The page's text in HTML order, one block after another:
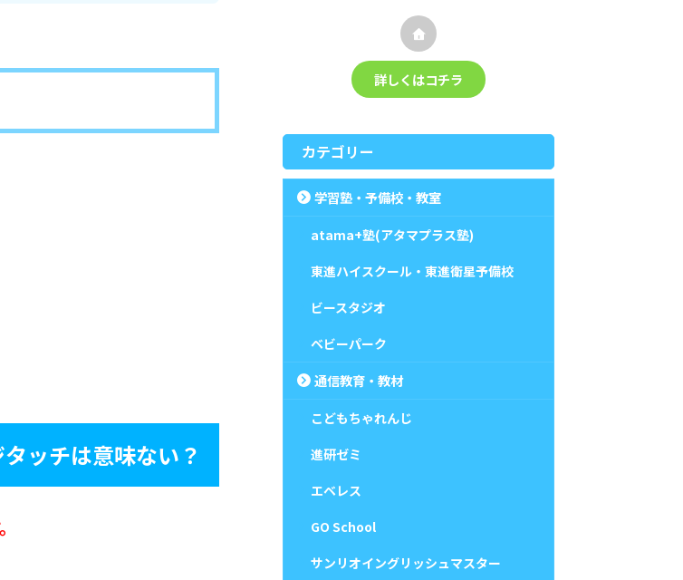
ッチは意味ない？
詳しくはコチラ
カテゴリー
学習塾・予備校・教室
atama+塾(アタマプラス塾)
東進ハイスクール・東進衛星予備校
ビースタジオ
ベビーパーク
通信教育・教材
こどもちゃれんじ
進研ゼミ
エベレス
GO School
サンリオイングリッシュマスター